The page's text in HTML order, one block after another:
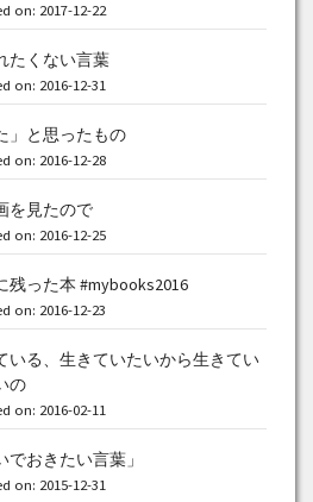
on: 2017-12-22
たくない言葉
on: 2016-12-31
」と思ったもの
on: 2016-12-28
を見たので
on: 2016-12-25
った本 #mybooks2016
on: 2016-12-23
いる、生きていたいから生きてい
の
on: 2016-02-11
おきたい言葉」
on: 2015-12-31